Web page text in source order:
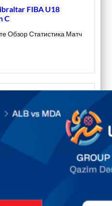
FIBA U18
C
Обзор Статистика Матч